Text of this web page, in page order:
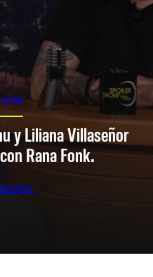
y Liliana Villaseñor
Rana Fonk.